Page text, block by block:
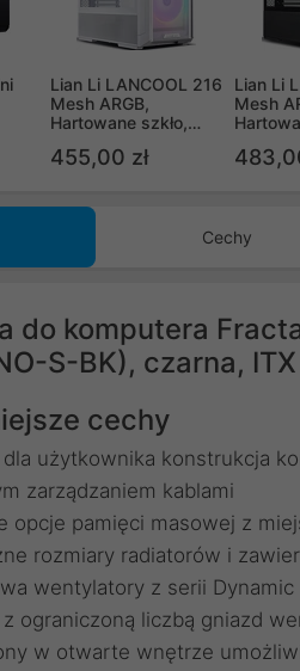
Lian Li LANCOOL 216
Mesh ARGB,
Hartowane szkło,
455,00 zł
Lian Li
Mesh
Cechy
do komputera
S-BK), czarna, ITX
cechy
dla użytkownika konstrukcja
zarządzaniem kablami
opcje pamięci masowej z
rozmiary radiatorów i
wentylatory z serii Dynamic
z ograniczoną liczbą gniazd
w otwarte wnętrze